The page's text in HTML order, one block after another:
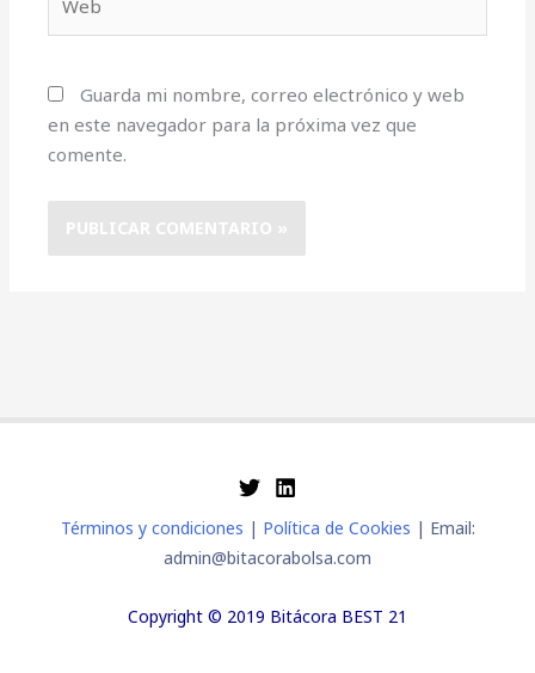
Guarda mi nombre, correo electrónico y web
en este navegador para la próxima vez que
comente.
Términos y condiciones | Política de Cookies | Email:
admin@bitacorabolsa.com
Copyright © 2019 Bitácora BEST 21